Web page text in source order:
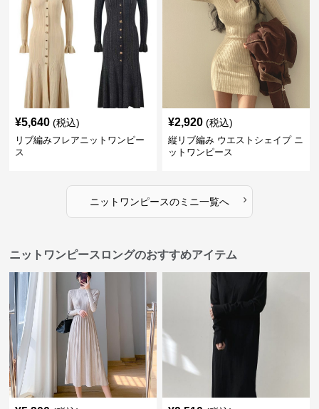
¥5,640 (税込)
リブ編みフレアニットワンピー
ス
¥2,920 (税込)
縦リブ編み ウエストシェイプ ニ
ットワンピース
ニットワンピースのミニ一覧へ ›
ニットワンピースロングのおすすめアイテム